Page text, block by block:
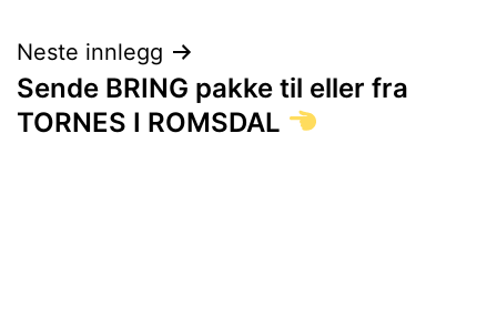
Neste innlegg
Sende BRING pakke til eller fra
TORNES I ROMSDAL